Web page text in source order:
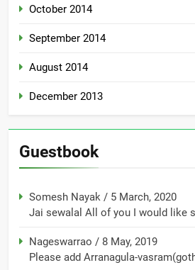
October 2014
September 2014
August 2014
December 2013
Guestbook
Somesh Nayak / 5 March, 2020
Jai sewalal All of you I would like
Nageswarrao / 8 May, 2019
Please add Arranagula-